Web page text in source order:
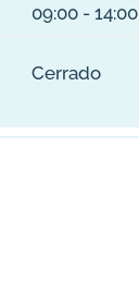
09:00 - 14:00
Cerrado